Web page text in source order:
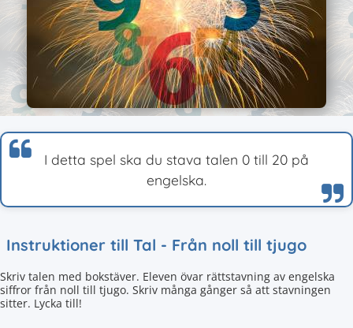
I detta spel ska du stava talen 0 till 20 på
engelska.
Instruktioner till Tal - Från noll till tjugo
Skriv talen med bokstäver. Eleven övar rättstavning av engelska
siffror från noll till tjugo. Skriv många gånger så att stavningen
sitter. Lycka till!